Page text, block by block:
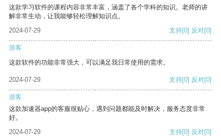
这款学习软件的课程内容非常丰富，涵盖了各个学科的知识。老师的讲
解非常生动，让我能够轻松理解知识点。
2024-07-29
支持[0] 反对[0]
游客
这款软件的功能非常强大，可以满足我日常使用的需求。
2024-07-29 支持[0] 反对[0]
游客
这款加速器app的客服很贴心，遇到问题都能及时解决，服务态度非常
好。
2024-07-29
支持[0] 反对[0]